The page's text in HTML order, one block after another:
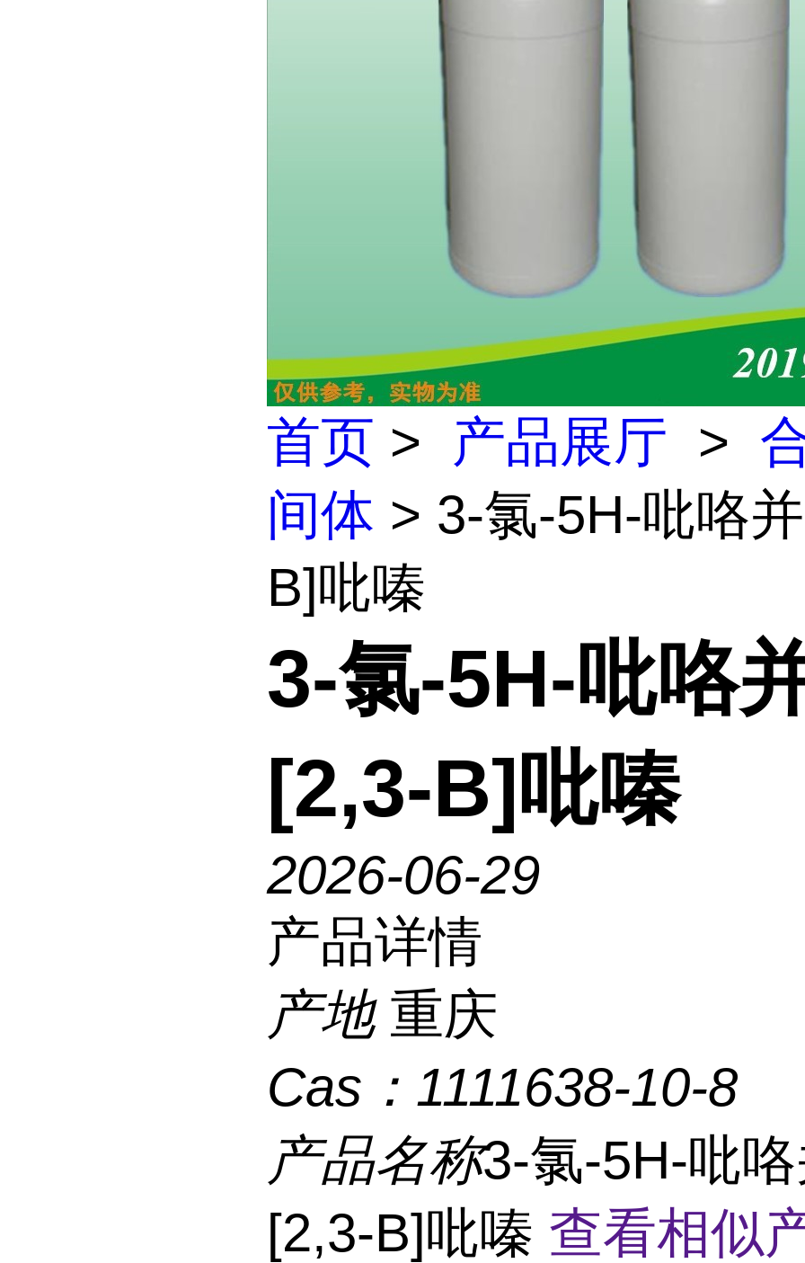
首页 > 产品展厅 >
间体 > 3-氯-5H-吡咯
B]吡嗪
3-氯-5H-吡咯
[2,3-B]吡嗪
2026-06-29
产品详情
产地 重庆
Cas： 1111638-10-8
产品名称3-氯-5H-吡
[2,3-B]吡嗪 查看相似